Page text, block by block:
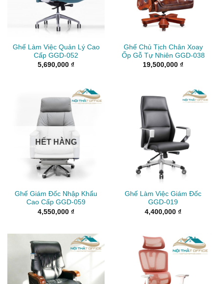
Ghế Làm Việc Quản Lý Cao
Cấp GGD-052
5,690,000 ₫
Ghế Chủ Tịch Chân Xoay
Ốp Gỗ Tự Nhiên GGD-038
19,500,000 ₫
HẾT HÀNG
Ghế Giám Đốc Nhập Khẩu
Cao Cấp GGD-059
4,550,000 ₫
Ghế Làm Việc Giám Đốc
GGD-019
4,400,000 ₫